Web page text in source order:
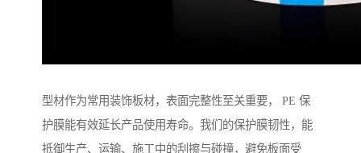
型材作为常用装饰板材，表面完整性至关重要， PE 保
护膜能有效延长产品使用寿命。我们的保护膜韧性，能
抵御生产、运输、施工中的刮擦与碰撞，避免板面受